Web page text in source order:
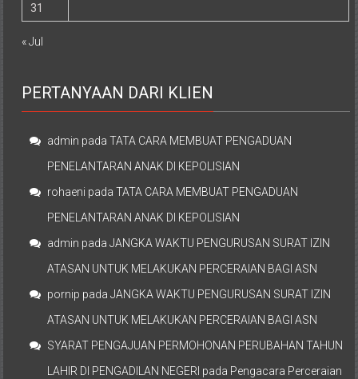
31
« Jul
PERTANYAAN DARI KLIEN
admin padaTATA CARA MEMBUAT PENGADUAN
PENELANTARAN ANAK DI KEPOLISIAN
rohaeni padaTATA CARA MEMBUAT PENGADUAN
PENELANTARAN ANAK DI KEPOLISIAN
admin padaJANGKA WAKTU PENGURUSAN SURAT IZIN
ATASAN UNTUK MELAKUKAN PERCERAIAN BAGI ASN
pornip padaJANGKA WAKTU PENGURUSAN SURAT IZIN
ATASAN UNTUK MELAKUKAN PERCERAIAN BAGI ASN
SYARAT PENGAJUAN PERMOHONAN PERUBAHAN TAHUN
LAHIR DI PENGADILAN NEGERI pada Pengacara Perceraian